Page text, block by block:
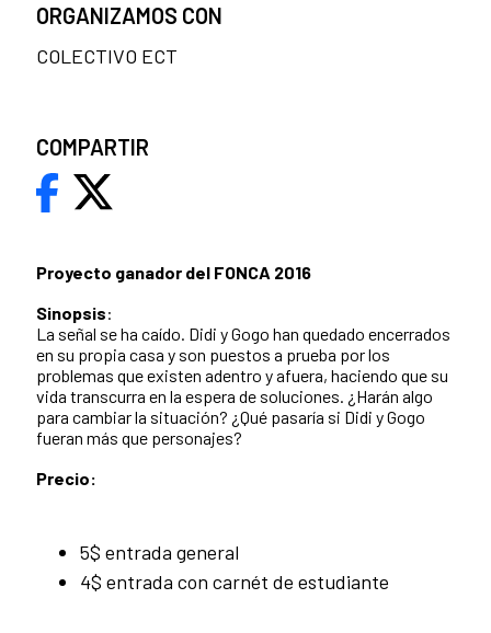
Proyecto ganador del FONCA 2016
Sinopsis:
La señal se ha caído. Didi y Gogo han quedado encerrados
en su propia casa y son puestos a prueba por los
problemas que existen adentro y afuera, haciendo que su
vida transcurra en la espera de soluciones. ¿Harán algo
para cambiar la situación? ¿Qué pasaría si Didi y Gogo
fueran más que personajes?
Precio:
5$ entrada general
4$ entrada con carnét de estudiante
ORGANIZAMOS CON
COLECTIVO ECT
COMPARTIR